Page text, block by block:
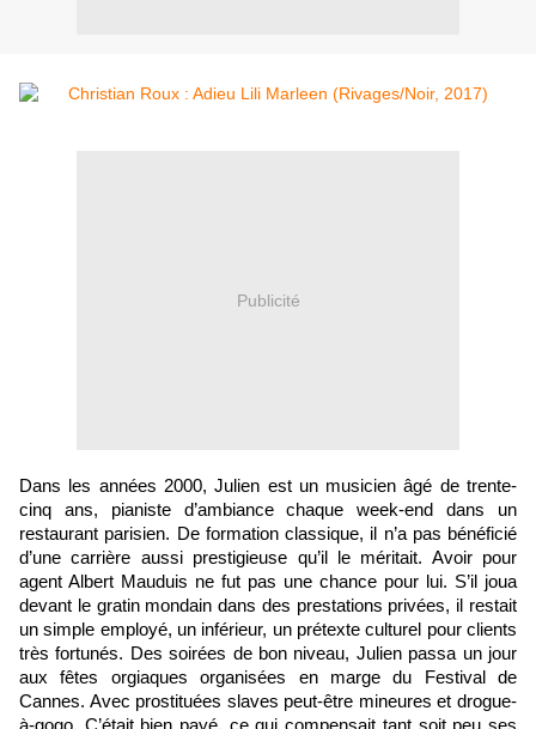
Publicité
Dans les années 2000, Julien est un musicien âgé de trente-
cinq ans, pianiste d’ambiance chaque week-end dans un
restaurant parisien. De formation classique, il n’a pas bénéficié
d’une carrière aussi prestigieuse qu’il le méritait. Avoir pour
agent Albert Mauduis ne fut pas une chance pour lui. S’il joua
devant le gratin mondain dans des prestations privées, il restait
un simple employé, un inférieur, un prétexte culturel pour clients
très fortunés. Des soirées de bon niveau, Julien passa un jour
aux fêtes orgiaques organisées en marge du Festival de
Cannes. Avec prostituées slaves peut-être mineures et drogue-